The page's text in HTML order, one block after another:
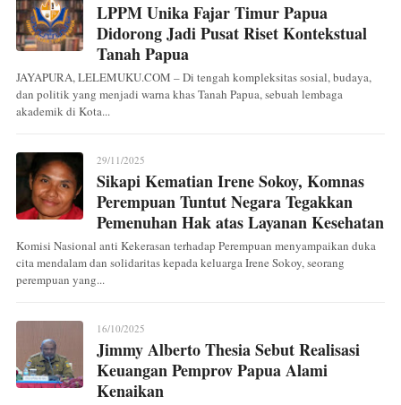
LPPM Unika Fajar Timur Papua
Didorong Jadi Pusat Riset Kontekstual
Tanah Papua
JAYAPURA, LELEMUKU.COM – Di tengah kompleksitas sosial, budaya,
dan politik yang menjadi warna khas Tanah Papua, sebuah lembaga
akademik di Kota...
29/11/2025
Sikapi Kematian Irene Sokoy, Komnas
Perempuan Tuntut Negara Tegakkan
Pemenuhan Hak atas Layanan Kesehatan
Komisi Nasional anti Kekerasan terhadap Perempuan menyampaikan duka
cita mendalam dan solidaritas kepada keluarga Irene Sokoy, seorang
perempuan yang...
16/10/2025
Jimmy Alberto Thesia Sebut Realisasi
Keuangan Pemprov Papua Alami
Kenaikan